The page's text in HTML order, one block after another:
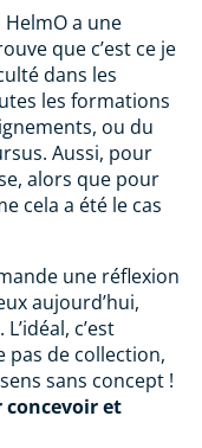
a une
que c’est ce je
dans les
les formations
ou du
Aussi, pour
alors que pour
cela a été le cas
une réflexion
aujourd’hui,
c’est
pas de collection,
sans concept !
concevoir et